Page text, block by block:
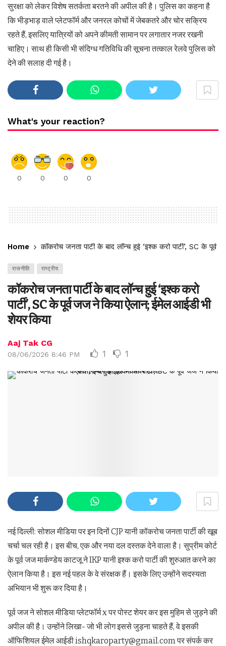
सुरक्षा को लेकर विशेष सतर्कता बरतने की अपील की है। पुलिस का कहना है
कि भीड़भाड़ वाले प्लेटफॉर्म और जनरल कोचों में जेबकतरे और चोर सक्रिय
रहते हैं, इसलिए यात्रियों को अपने कीमती सामान पर लगातार नजर रखनी
चाहिए। साथ ही किसी भी संदिग्ध गतिविधि की सूचना तत्काल रेलवे पुलिस को
देने की सलाह दी गई है।
What's your reaction?
0 0 0 0
Home कॉकरोच जनता पार्टी के बाद लॉन्च हुई ‘इश्क करो पार्टी’, SC के
राजनीति राष्ट्रीय
कॉकरोच जनता पार्टी के बाद लॉन्च हुई ‘इश्क करो
पार्टी’, SC के पूर्व जज ने किया ऐलान; ईमेल आईडी भी
शेयर किया
Aaj Tak CG
08/06/2026 8:46 PM 1 1
नई दिल्ली: सोशल मीडिया पर इन दिनों CJP यानी कॉकरोच जनता पार्टी की खूब
चर्चा चल रही है। इस बीच, एक और नया दल दस्तक देने वाला है। सुप्रीम कोर्ट
के पूर्व जज मार्कण्डेय काटजू ने IKP यानी इश्क करो पार्टी की शुरुआत करने का
ऐलान किया है। इस नई पहल के वे संरक्षक हैं। इसके लिए उन्होंने सदस्यता
अभियान भी शुरू कर दिया है।
पूर्व जज ने सोशल मीडिया प्लेटफॉर्म x पर पोस्ट शेयर कर इस मुहिम से जुड़ने की
अपील की है। उन्होंने लिखा- जो भी लोग इससे जुड़ना चाहते हैं, वे इसकी
ऑफिशियल ईमेल आईडी ishqkaroparty@gmail.com पर संपर्क कर